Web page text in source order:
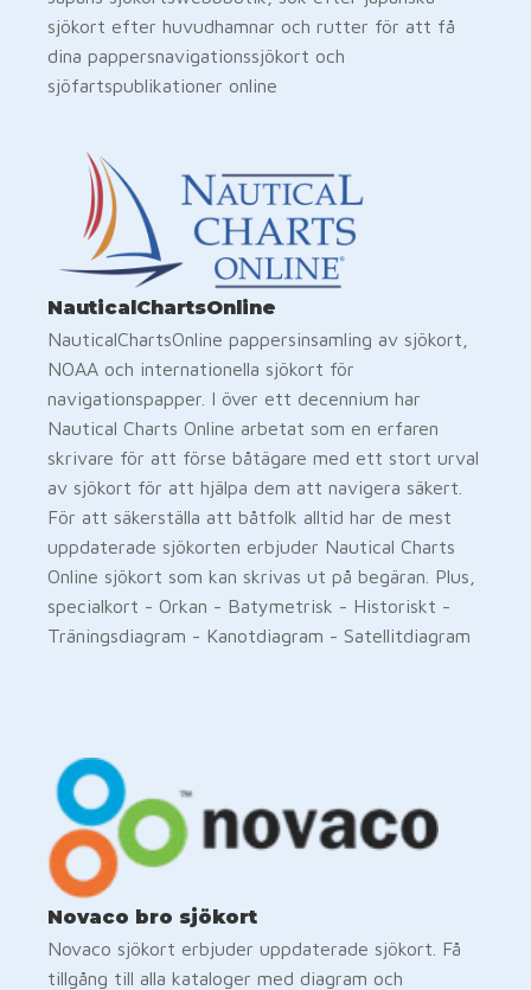
sjökort efter huvudhamnar och rutter för att få
dina pappersnavigationssjökort och
sjöfartspublikationer online
NauticalChartsOnline
NauticalChartsOnline pappersinsamling av sjökort,
NOAA och internationella sjökort för
navigationspapper. I över ett decennium har
Nautical Charts Online arbetat som en erfaren
skrivare för att förse båtägare med ett stort urval
av sjökort för att hjälpa dem att navigera säkert.
För att säkerställa att båtfolk alltid har de mest
uppdaterade sjökorten erbjuder Nautical Charts
Online sjökort som kan skrivas ut på begäran. Plus,
specialkort - Orkan - Batymetrisk - Historiskt -
Träningsdiagram - Kanotdiagram - Satellitdiagram
Novaco bro sjökort
Novaco sjökort erbjuder uppdaterade sjökort. Få
tillgång till alla kataloger med diagram och